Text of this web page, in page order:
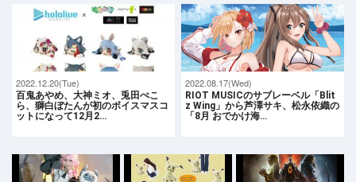
2022.12.20(Tue)
百鬼あやめ、大神ミオ、兎田ぺこ
ら、獅白ぼたんが初のボイスマスコ
ットになって12月2…
2022.08.17(Wed)
RIOT MUSICのサブレーベル「Blit
z Wing」から芦澤サキ、松永依織の
「8月 おでかけ海…